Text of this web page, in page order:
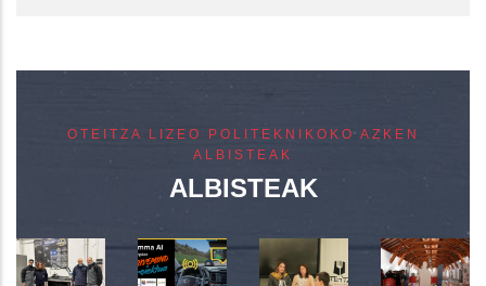
OTEITZA LIZEO POLITEKNIKOKO AZKEN
ALBISTEAK
ALBISTEAK